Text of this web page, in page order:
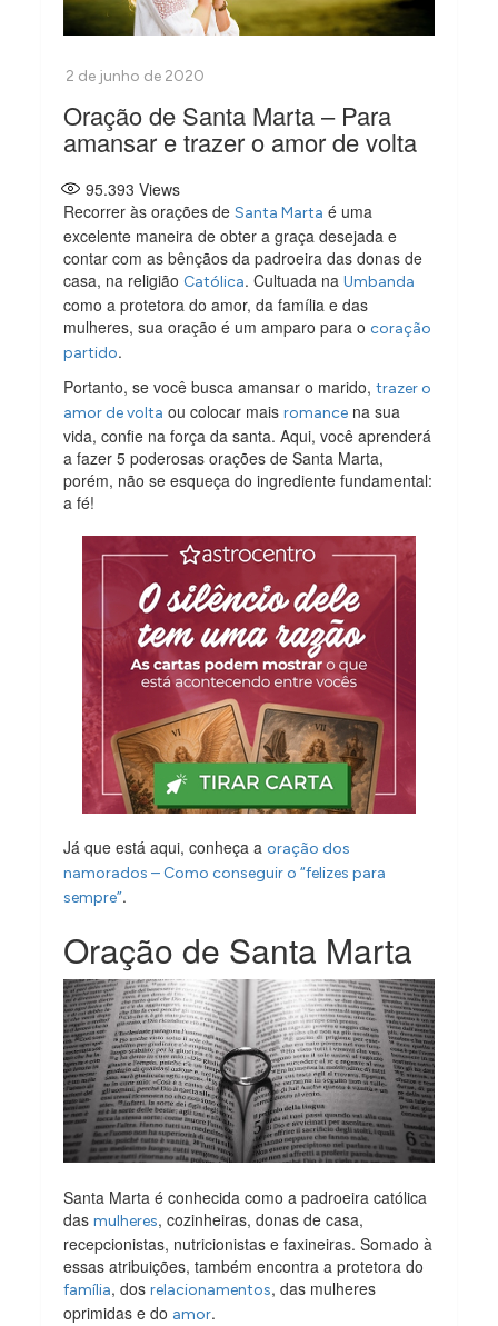
Oração de Santa Marta – Para
amansar e trazer o amor de volta
95.393 Views
Recorrer às orações deSanta Marta é uma
excelente maneira de obter a graça desejada e
contar com as bênçãos da padroeira das donas de
casa, na religião Católica. Cultuada naUmbanda
como a protetora do amor, da família e das
mulheres, sua oração é um amparo para ocoração
partido.
Portanto, se você busca amansar o marido,trazer o
amor de volta ou colocar maisromance na sua
vida, confie na força da santa. Aqui, você aprenderá
a fazer 5 poderosas orações de Santa Marta,
porém, não se esqueça do ingrediente fundamental:
a fé!
Já que está aqui, conheça aoração dos
namorados – Como conseguir o “felizes para
sempre”.
Oração de Santa Marta
Santa Marta é conhecida como a padroeira católica
dasmulheres, cozinheiras, donas de casa,
recepcionistas, nutricionistas e faxineiras. Somado à
essas atribuições, também encontra a protetora do
família, dosrelacionamentos, das mulheres
oprimidas e do amor.